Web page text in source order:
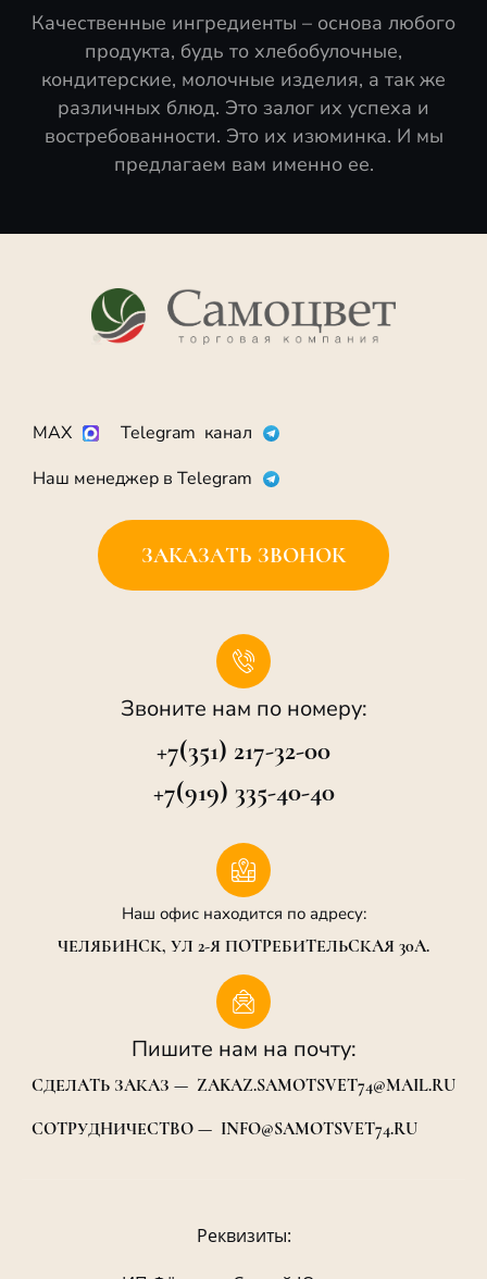
Качественные ингредиенты – основа любого
продукта, будь то хлебобулочные,
кондитерские, молочные изделия, а так же
различных блюд. Это залог их успеха и
востребованности. Это их изюминка. И мы
предлагаем вам именно ее.
MAX
Telegram канал
Наш менеджер в Telegram
ЗАКАЗАТЬ ЗВОНОК
+7(351) 217-32-00
+7(919) 335-40-40
Звоните нам по номеру:
ЧЕЛЯБИНСК, УЛ 2-Я ПОТРЕБИТЕЛЬСКАЯ 30А.
Наш офис находится по адресу:
СДЕЛАТЬ ЗАКАЗ — ZAKAZ.SAMOTSVET74@MAIL.RU
СОТРУДНИЧЕСТВО — INFO@SAMOTSVET74.RU
Пишите нам на почту:
Реквизиты: